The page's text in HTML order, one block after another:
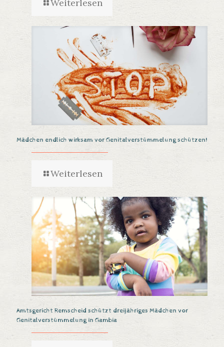
Weiterlesen
Mädchen endlich wirksam vor Genitalverstümmelung schützen!
Weiterlesen
Amtsgericht Remscheid schützt dreijähriges Mädchen vor
Genitalverstümmelung in Gambia